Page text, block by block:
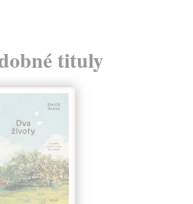
tituly